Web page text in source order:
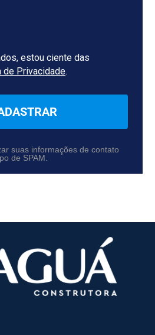
estou ciente das
de Privacidade.
suas informações de contato
de SPAM.